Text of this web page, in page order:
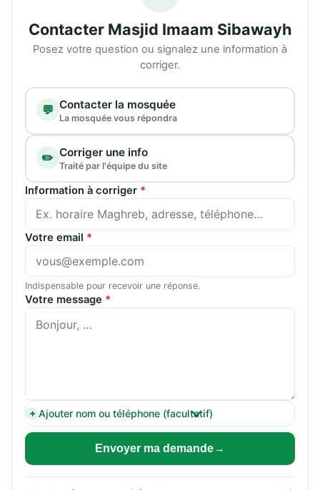
Contacter Masjid Imaam Sibawayh
Posez votre question ou signalez une information à
corriger.
Type de demande
💬 Contacter la mosquée
La mosquée vous répondra
✏️ Corriger une info
Traité par l'équipe du site
Information à corriger *
Votre email *
Indispensable pour recevoir une réponse.
Votre message *
Ajouter nom ou téléphone (facultatif)
Envoyer ma demande